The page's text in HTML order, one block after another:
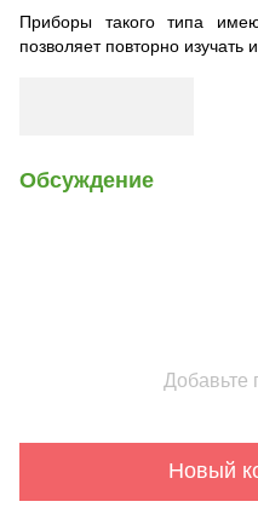
Приборы такого типа
позволяет повторно изучать
Обсуждение
Добавьте
Новый